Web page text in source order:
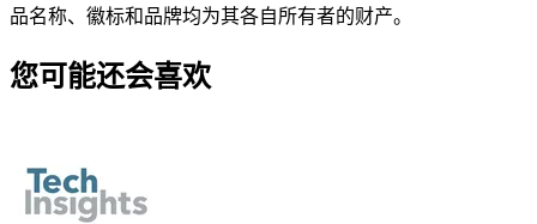
品名称、徽标和品牌均为其各自所有者的财产。
您可能还会喜欢